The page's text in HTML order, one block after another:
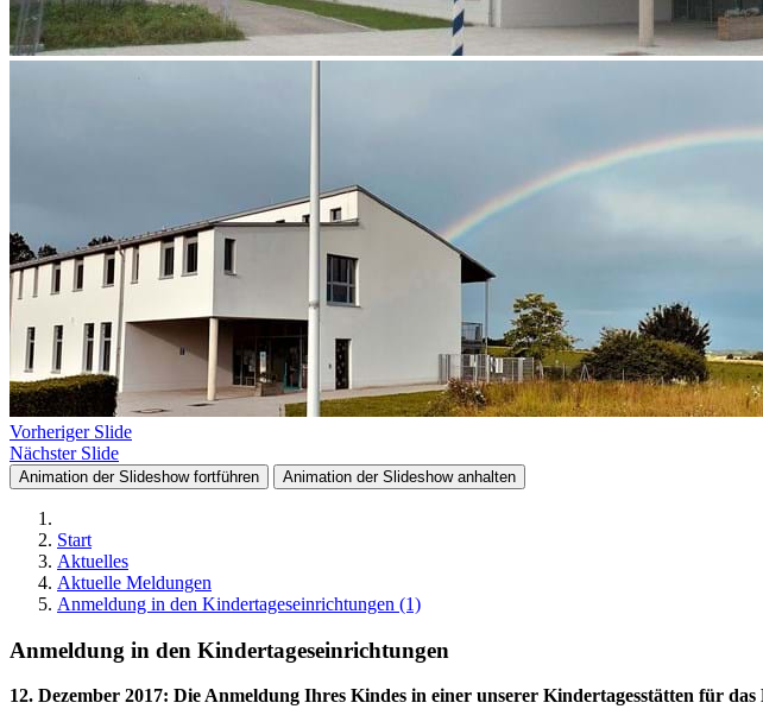
Vorheriger Slide
Nächster Slide
Animation der Slideshow fortführen Animation der Slideshow anhalten
Start
Aktuelles
Aktuelle Meldungen
Anmeldung in den Kindertageseinrichtungen (1)
Anmeldung in den Kindertageseinrichtungen
12. Dezember 2017: Die Anmeldung Ihres Kindes in einer unserer Kindertagesstätten für